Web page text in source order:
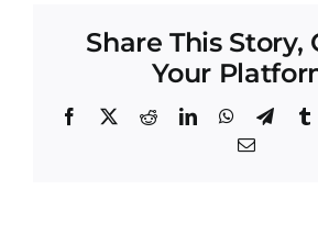
Share This Story,
Your
Facebook
X RedditLinkedInWhatsApp
Correo